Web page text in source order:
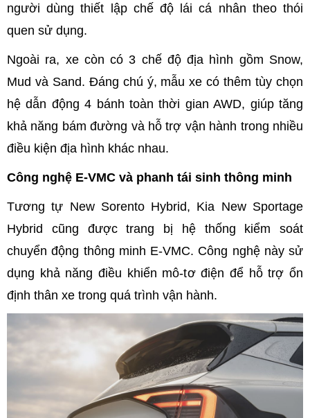
người dùng thiết lập chế độ lái cá nhân theo thói
quen sử dụng.
Ngoài ra, xe còn có 3 chế độ địa hình gồm Snow,
Mud và Sand. Đáng chú ý, mẫu xe có thêm tùy chọn
hệ dẫn động 4 bánh toàn thời gian AWD, giúp tăng
khả năng bám đường và hỗ trợ vận hành trong nhiều
điều kiện địa hình khác nhau.
Công nghệ E-VMC và phanh tái sinh thông minh
Tương tự New Sorento Hybrid, Kia New Sportage
Hybrid cũng được trang bị hệ thống kiểm soát
chuyển động thông minh E-VMC. Công nghệ này sử
dụng khả năng điều khiển mô-tơ điện để hỗ trợ ổn
định thân xe trong quá trình vận hành.